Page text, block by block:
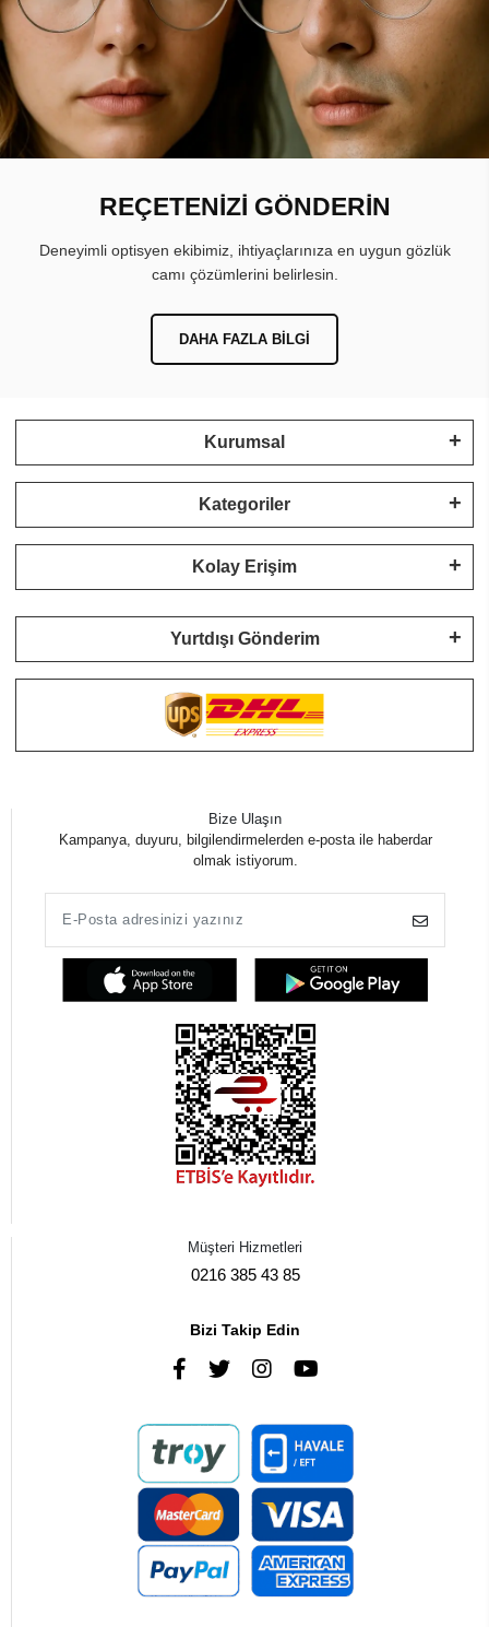
REÇETENİZİ GÖNDERİN
Deneyimli optisyen ekibimiz, ihtiyaçlarınıza en uygun gözlük
camı çözümlerini belirlesin.
DAHA FAZLA BILGI
Kurumsal
Kategoriler
Kolay Erişim
Yurtdışı Gönderim
Bize Ulaşın
Kampanya, duyuru, bilgilendirmelerden e-posta ile haberdar
olmak istiyorum.
Müşteri Hizmetleri
0216 385 43 85
Bizi Takip Edin